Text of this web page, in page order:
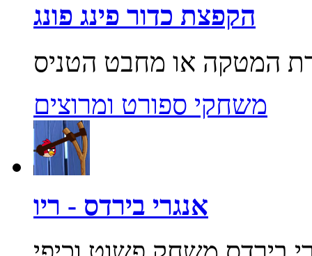
הקפצת כדור פינג פונג
משחקי ספורט ומרוצים
אנגרי בירדס - ריו